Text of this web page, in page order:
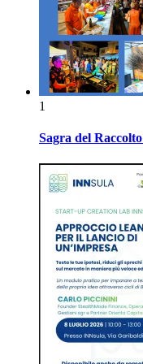
1
Sagra del